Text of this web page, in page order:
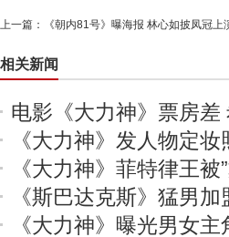
上一篇： 《朝内81号》曝海报 林心如披凤冠上
相关新闻
电影《大力神》票房
《大力神》发人物定
《大力神》菲特律王
《斯巴达克斯》猛男
《大力神》曝光男女